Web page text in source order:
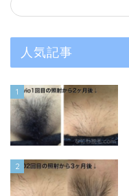
人気記事
1
2